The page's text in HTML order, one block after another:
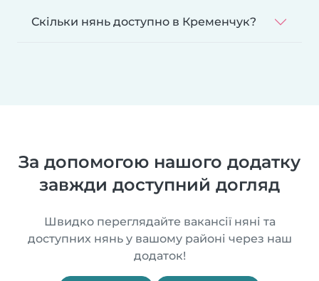
Скільки нянь доступно в Кременчук?
За допомогою нашого додатку
завжди доступний догляд
Швидко переглядайте вакансії няні та
доступних нянь у вашому районі через наш
додаток!